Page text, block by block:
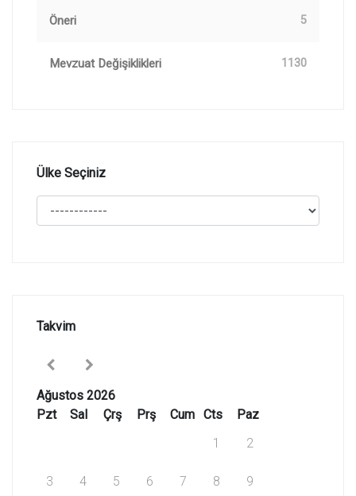
Öneri 5
Mevzuat Değişiklikleri 1130
Ülke Seçiniz
Takvim
Ağustos 2026
Pzt
Sal Çrş Prş Cum Cts
Paz
1
2
3 4 5 6 7 8 9